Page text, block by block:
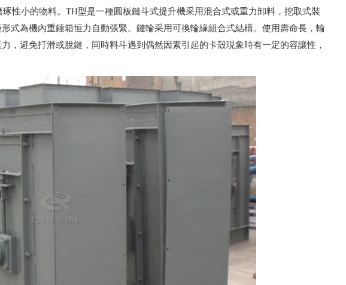
性小的物料。TH型是一種圓板鏈斗式提升機采用混合式或重力卸料，挖取式裝
式為機內重錘箱恒力自動張緊。鏈輪采用可換輪緣組合式結構。使用壽命長，輪
，避免打滑或脫鏈，同時料斗遇到偶然因素引起的卡殼現象時有一定的容讓性，